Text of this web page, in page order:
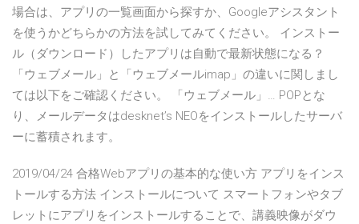
場合は、アプリの一覧画面から探すか、Googleアシスタント
を使うかどちらかの方法を試してみてください。 インストー
ル（ダウンロード）したアプリは自動で最新状態になる？
「ウェブメール」と「ウェブメールimap」の違いに関しまし
ては以下をご確認ください。 「ウェブメール」… POPとな
り、メールデータはdesknet’s NEOをインストールしたサーバ
ーに蓄積されます。
2019/04/24 合格Webアプリの基本的な使い方 アプリをインス
トールする方法 インストールについて スマートフォンやタブ
レットにアプリをインストールすることで、講義映像がダウ